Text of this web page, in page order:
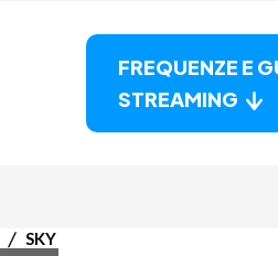
FREQUENZE E
STREAMING
SKY